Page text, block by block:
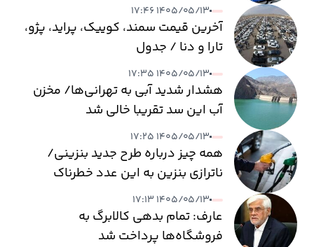
۱۴۰۵/۰۵/۱۳ ۱۷:۴۶
آخرین قیمت سمند، کوییک، پراید، پژو،
تارا و دنا / جدول
۱۴۰۵/۰۵/۱۳ ۱۷:۳۵
هشدار شدید آبی به تهرانی‌ها/ مخزن
آب این سد تقریبا خالی شد
۱۴۰۵/۰۵/۱۳ ۱۷:۲۵
همه چیز درباره طرح جدید بنزینی/
ناترازی بنزین به این عدد خطرناک
می‌رسد
۱۴۰۵/۰۵/۱۳ ۱۷:۱۳
عارف: تمام بدهی کالابرگ به
فروشگاه‌ها پرداخت شد